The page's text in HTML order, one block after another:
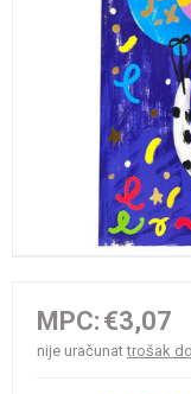
MPC: €3,07
nije uračunattrošak